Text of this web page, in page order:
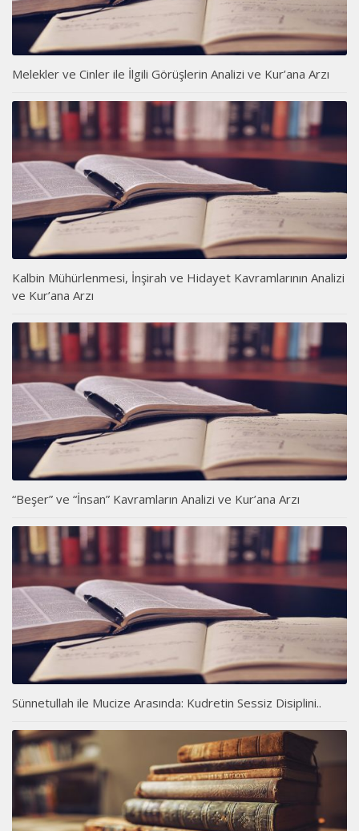
Melekler ve Cinler ile İlgili Görüşlerin Analizi ve Kur’ana Arzı
Kalbin Mühürlenmesi, İnşirah ve Hidayet Kavramlarının Analizi
ve Kur’ana Arzı
“Beşer” ve “İnsan” Kavramların Analizi ve Kur’ana Arzı
Sünnetullah ile Mucize Arasında: Kudretin Sessiz Disiplini..